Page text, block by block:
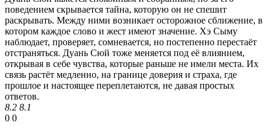
поведением скрывается тайна, которую он не спешит
раскрывать. Между ними возникает осторожное сближение, в
котором каждое слово и жест имеют значение. Хэ Сыму
наблюдает, проверяет, сомневается, но постепенно перестаёт
отстраняться. Дуань Сюй тоже меняется под её влиянием,
открывая в себе чувства, которые раньше не имели места. Их
связь растёт медленно, на границе доверия и страха, где
прошлое и настоящее переплетаются, не давая простых
ответов.
8.2 8.1
0 0